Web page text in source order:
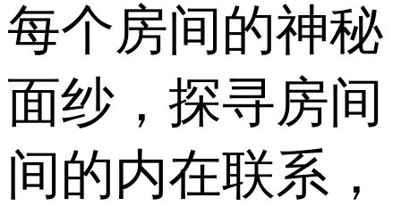
每个房间的神秘
面纱，探寻房间
间的内在联系，